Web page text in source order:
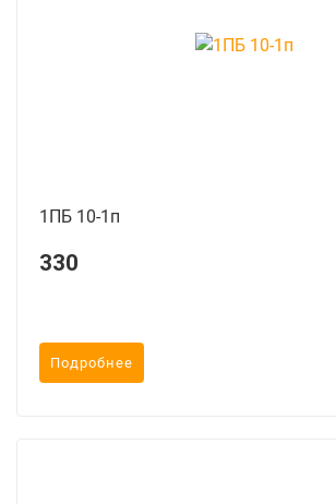
1ПБ 10-1п
330
Подробнее